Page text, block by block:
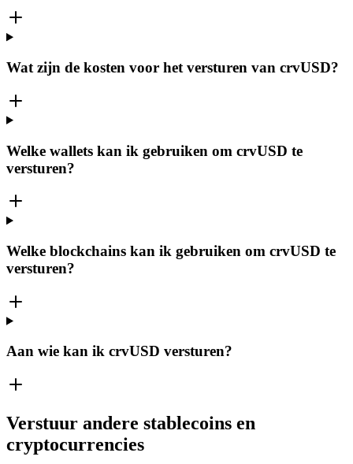
Wat zijn de kosten voor het versturen van crvUSD?
Welke wallets kan ik gebruiken om crvUSD te
versturen?
Welke blockchains kan ik gebruiken om crvUSD te
versturen?
Aan wie kan ik crvUSD versturen?
Verstuur andere stablecoins en
cryptocurrencies